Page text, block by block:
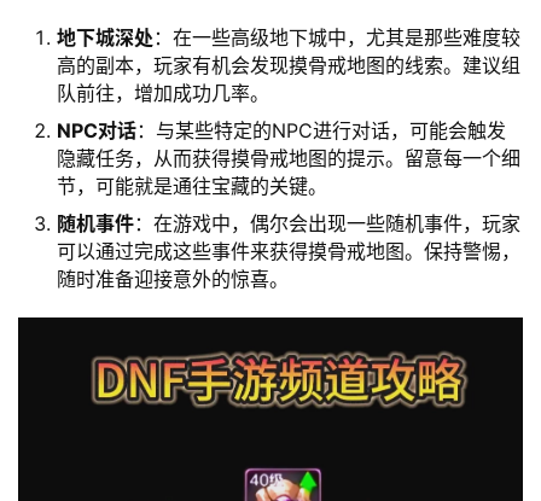
地下城深处 ：在一些高级地下城中，尤其是那些难度较
高的副本，玩家有机会发现摸骨戒地图的线索。建议组
队前往，增加成功几率。
NPC对话：与某些特定的NPC进行对话，可能会触发
隐藏任务，从而获得摸骨戒地图的提示。留意每一个细
节，可能就是通往宝藏的关键。
随机事件：在游戏中，偶尔会出现一些随机事件，玩家
可以通过完成这些事件来获得摸骨戒地图。保持警惕，
随时准备迎接意外的惊喜。